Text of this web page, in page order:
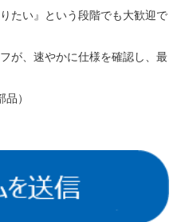
たい』という段階でも大歓迎で
が、速やかに仕様を確認し、最
）